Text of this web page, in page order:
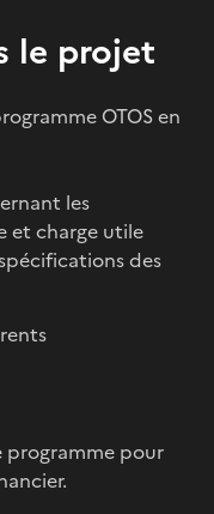
le projet
OTOS en
les
et charge utile
des
programme pour